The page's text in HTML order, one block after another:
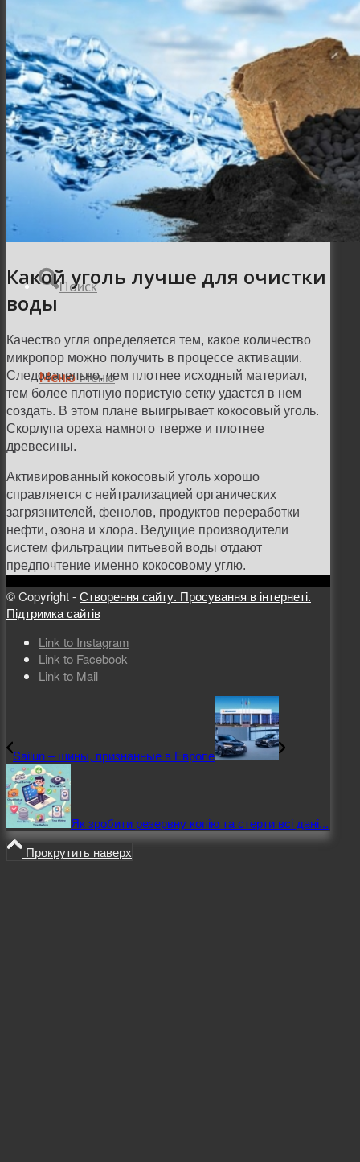
Місто
Відео
Поиск
Меню Меню
Какой уголь лучше для очистки
воды
Качество угля определяется тем, какое количество
микропор можно получить в процессе активации.
Следовательно, чем плотнее исходный материал,
тем более плотную пористую сетку удастся в нем
создать. В этом плане выигрывает кокосовый уголь.
Скорлупа ореха намного тверже и плотнее
древесины.
Активированный кокосовый уголь хорошо
справляется с нейтрализацией органических
загрязнителей, фенолов, продуктов переработки
нефти, озона и хлора. Ведущие производители
систем фильтрации питьевой воды отдают
предпочтение именно кокосовому углю.
© Copyright -Створення сайту. Просування в інтернеті.
Підтримка сайтів
Link to Instagram
Link to Facebook
Link to Mail
Sailun – шины, признанные в Европе
Як зробити резервну копію та стерти всі дані...
Прокрутить наверх